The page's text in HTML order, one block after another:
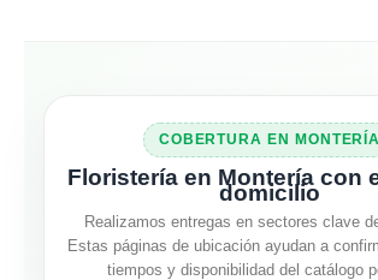
COBERTURA EN MONTERÍA
Floristería en Montería con
domicilio
Realizamos entregas en sectores clave
Estas páginas de ubicación ayudan a
tiempos y disponibilidad del catálogo